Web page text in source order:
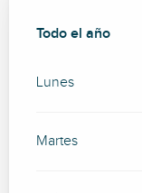
Todo el año
Todo el año
Lunes
Martes